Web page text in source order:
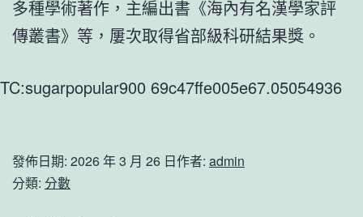
多種學術著作，主編出書《海內有名漢學家評
傳叢書》等，屢次取得省部級科研結果獎。
TC:sugarpopular900 69c47ffe005e67.05054936
發佈日期: 2026 年 3 月 26 日作者: admin
分類: 分數